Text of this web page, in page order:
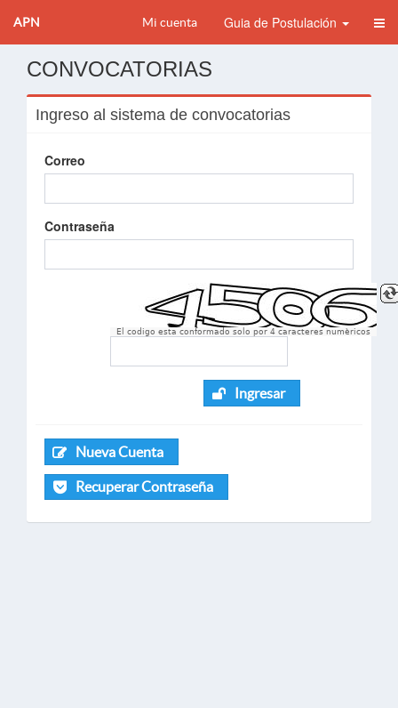
APN Mi cuenta Guia de Postulación
CONVOCATORIAS
Ingreso al sistema de convocatorias
Correo
Contraseña
El codigo esta conformado solo por 4 caracteres numèricos
Ingresar
Nueva Cuenta
Recuperar Contraseña